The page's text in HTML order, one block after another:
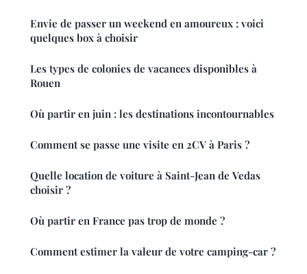
Envie de passer un weekend en amoureux : voici
quelques box à choisir
Les types de colonies de vacances disponibles à
Rouen
Où partir en juin : les destinations incontournables
Comment se passe une visite en 2CV à Paris ?
Quelle location de voiture à Saint-Jean de Vedas
choisir ?
Où partir en France pas trop de monde ?
Comment estimer la valeur de votre camping-car ?